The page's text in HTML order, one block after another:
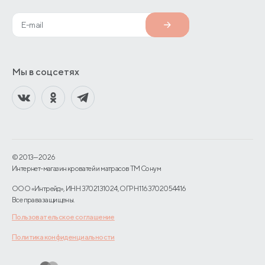
Мы в соцсетях
© 2013—2026
Интернет-магазин кроватей и матрасов TM Сонум
ООО «Интрейд», ИНН 3702131024, ОГРН 1163702054416
Все права защищены.
Пользовательское соглашение
Политика конфиденциальности